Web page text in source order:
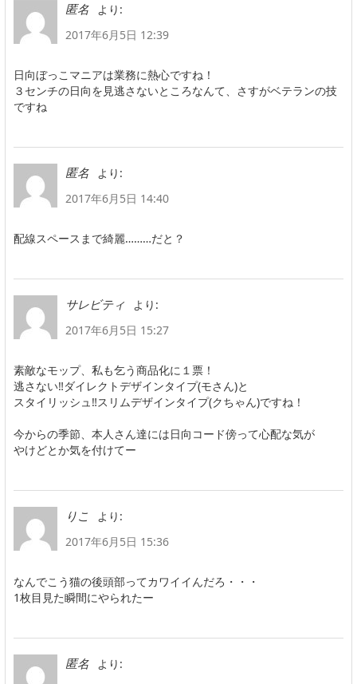
匿名
より:
2017年6月5日 12:39
日向ぼっこマニアは業務に熱心ですね！
３センチの日向を見逃さないところなんて、さすがベテランの技
ですね
匿名
より:
2017年6月5日 14:40
配線スペースまで綺麗………だと？
サレビティ
より:
2017年6月5日 15:27
素敵なモップ、私も乞う商品化に１票！
逃さない‼ダイレクトデザインタイプ(モさん)と
スタイリッシュ‼スリムデザインタイプ(クちゃん)ですね！
今からの季節、本人さん達には日向コード傍って心配な気が
やけどとか気を付けてー
りこ
より:
2017年6月5日 15:36
なんでこう猫の後頭部ってカワイイんだろ・・・
1枚目見た瞬間にやられたー
匿名
より: